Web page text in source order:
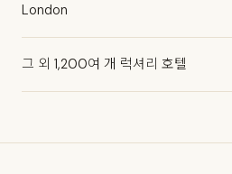
London
그 외 1,200여 개 럭셔리 호텔